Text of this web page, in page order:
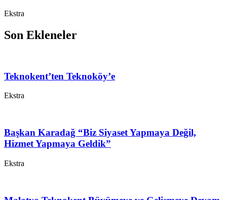
Ekstra
Son Ekleneler
Teknokent’ten Teknoköy’e
Ekstra
Başkan Karadağ “Biz Siyaset Yapmaya Değil,
Hizmet Yapmaya Geldik”
Ekstra